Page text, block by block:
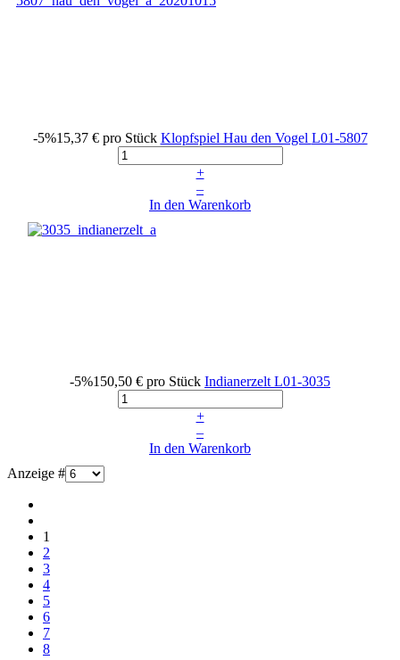
-5%15,37 € pro Stück Klopfspiel Hau den Vogel L01-5807
+
–
In den Warenkorb
-5%150,50 € pro Stück Indianerzelt L01-3035
+
–
In den Warenkorb
Anzeige #
1
2
3
4
5
6
7
8